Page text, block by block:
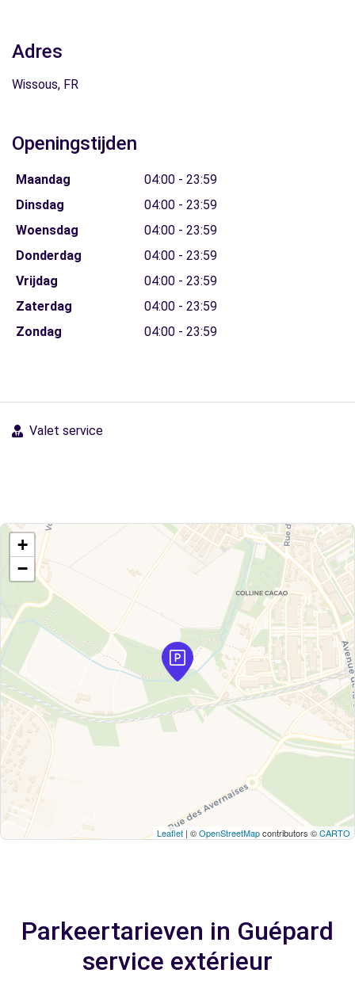
Adres
Wissous, FR
Openingstijden
Maandag
04:00 - 23:59
Dinsdag
04:00 - 23:59
Woensdag
04:00 - 23:59
Donderdag
04:00 - 23:59
Vrijdag
04:00 - 23:59
Zaterdag
04:00 - 23:59
Zondag
04:00 - 23:59
Valet service
+
−
Leaflet | ©OpenStreetMapcontributors ©CARTO
Parkeertarieven in Guépard
service extérieur